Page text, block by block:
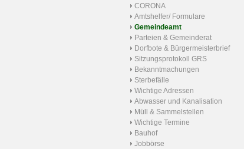
CORONA
Amtshelfer/ Formulare
Gemeindeamt
Parteien & Gemeinderat
Dorfbote & Bürgermeisterbrief
Sitzungsprotokoll GRS
Bekanntmachungen
Sterbefälle
Wichtige Adressen
Abwasser und Kanalisation
Müll & Sammelstellen
Wichtige Termine
Bauhof
Jobbörse